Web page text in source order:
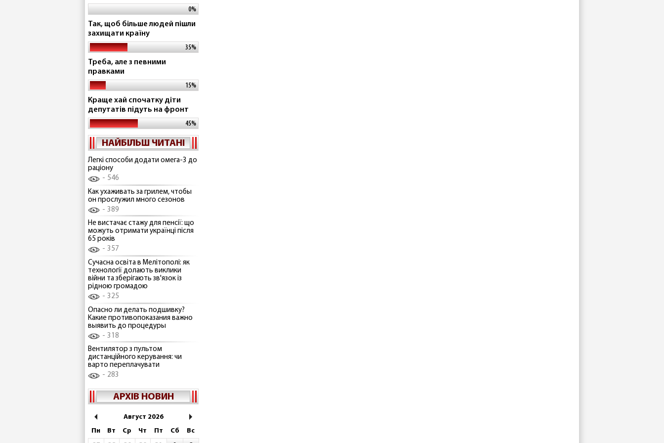
0%
Так, щоб більше людей пішли
захищати країну
35%
Треба, але з певними
правками
15%
Краще хай спочатку діти
депутатів підуть на фронт
45%
НАЙБІЛЬШ ЧИТАНІ
Легкі способи додати омега-3 до
раціону
546
Как ухаживать за грилем, чтобы
он прослужил много сезонов
389
Не вистачає стажу для пенсії: що
можуть отримати українці після
65 років
357
Сучасна освіта в Мелітополі: як
технології долають виклики
війни та зберігають зв'язок із
рідною громадою
325
Опасно ли делать подшивку?
Какие противопоказания важно
выявить до процедуры
318
Вентилятор з пультом
дистанційного керування: чи
варто переплачувати
283
АРХІВ НОВИН
Август 2026
Пн
Вт Ср Чт Пт Сб
Вс